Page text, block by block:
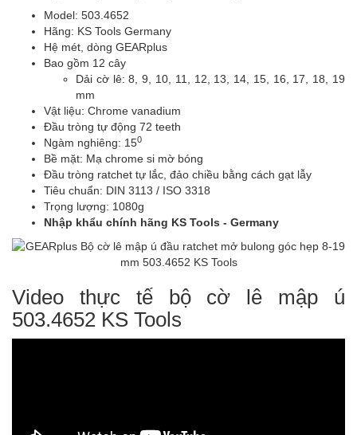
Model: 503.4652
Hãng: KS Tools Germany
Hệ mét, dòng GEARplus
Bao gồm 12 cây
Dải cờ lê: 8, 9, 10, 11, 12, 13, 14, 15, 16, 17, 18, 19
mm
Vật liệu: Chrome vanadium
Đầu tròng tự động 72 teeth
Ngàm nghiêng: 150
Bề mặt: Mạ chrome si mờ bóng
Đầu tròng ratchet tự lắc, đảo chiều bằng cách gạt lẫy
Tiêu chuẩn: DIN 3113 / ISO 3318
Trọng lượng: 1080g
Nhập khẩu chính hãng KS Tools - Germany
Video thực tế bộ cờ lê mập ú
503.4652 KS Tools